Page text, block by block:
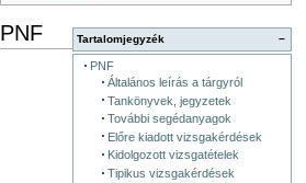
−
Tartalomjegyzék
PNF
Általános leírás a tárgyról
Tankönyvek, jegyzetek
További segédanyagok
Előre kiadott vizsgakérdések
Kidolgozott vizsgatételek
Tipikus vizsgakérdések
PNF